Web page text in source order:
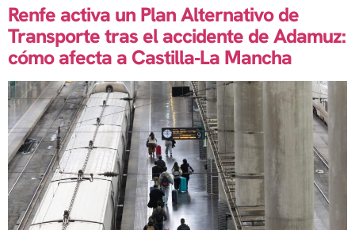
Renfe activa un Plan Alternativo de
Transporte tras el accidente de Adamuz:
cómo afecta a Castilla‑La Mancha